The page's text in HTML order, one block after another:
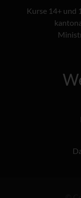
Kurse 14+ und